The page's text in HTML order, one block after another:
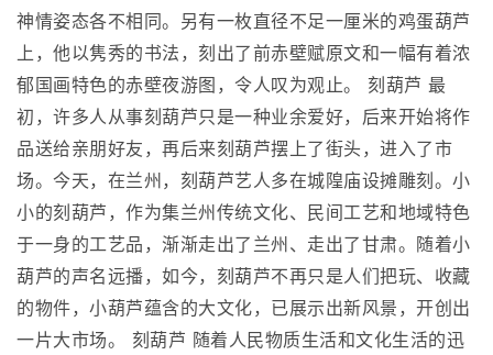
神情姿态各不相同。另有一枚直径不足一厘米的鸡蛋葫芦
上，他以隽秀的书法，刻出了前赤壁赋原文和一幅有着浓
郁国画特色的赤壁夜游图，令人叹为观止。 刻葫芦 最
初，许多人从事刻葫芦只是一种业余爱好，后来开始将作
品送给亲朋好友，再后来刻葫芦摆上了街头，进入了市
场。今天，在兰州，刻葫芦艺人多在城隍庙设摊雕刻。小
小的刻葫芦，作为集兰州传统文化、民间工艺和地域特色
于一身的工艺品，渐渐走出了兰州、走出了甘肃。随着小
葫芦的声名远播，如今，刻葫芦不再只是人们把玩、收藏
的物件，小葫芦蕴含的大文化，已展示出新风景，开创出
一片大市场。 刻葫芦 随着人民物质生活和文化生活的迅